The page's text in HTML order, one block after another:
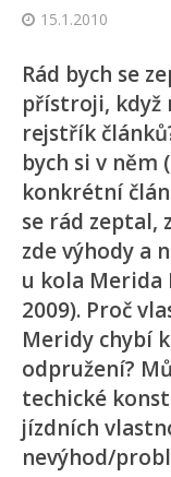
15.1.2010
Rád bych se
přístroji, když
rejstřík
bych si v něm
konkrétní
se rád zeptal,
zde výhody a
u kola Merida
2009). Proč
Meridy chybí
odpružení?
techické
jízdních
nevýhod/